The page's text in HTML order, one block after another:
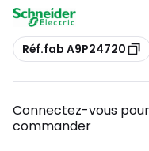
Copie
Réf.fab A9P24720
Connectez-vous
commander